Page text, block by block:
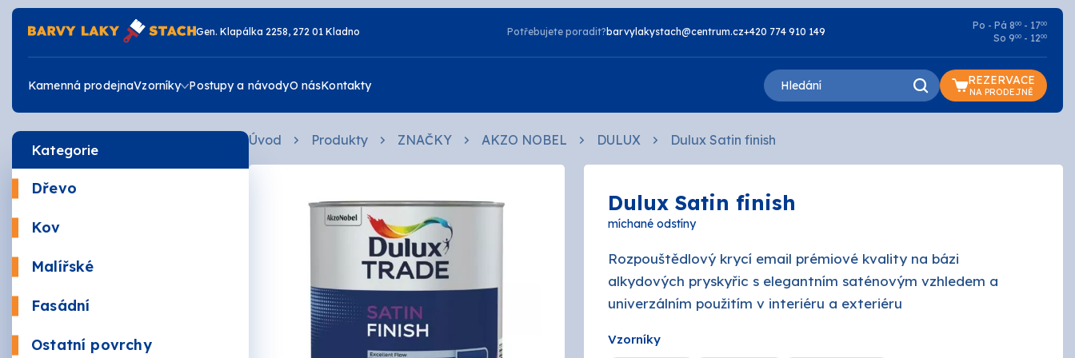
Gen. Klapálka 2258, 272 01 Kladno Potřebujete poradit? barvylakystach@centrum.cz+420 774 910 149
Po - Pá 800 - 1700
So 900 - 1200
Kamenná prodejnaVzorníky
Vzorník TIKKURILA
Postupy a návodyO násKontakty REZERVACE
NA PRODEJNĚ
Kategorie
Dřevo
Krycí Lazury a oleje
Napouštědla
Kov
Žáruvzdorné
Vrchní
Malířské
Omyvatelné Otěruvzdorné Penetrace
Zdravé bydlení
Fasádní
Akrylátové
Ostatní povrchy
Úvod Produkty ZNAČKY AKZO NOBEL DULUX Dulux Satin finish
Dulux Satin finish
míchané odstíny
Rozpouštědlový krycí email prémiové kvality na bázi
alkydových pryskyřic s elegantním saténovým vzhledem a
univerzálním použitím v interiéru a exteriéru
Vzorníky